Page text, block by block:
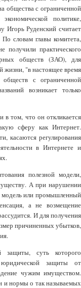
общества с ограниченной
политике,
Игорь Руденский считает
словам главы комитета,
получили практического
обществ (ЗАО), для
жизни, "в настоящее время
обществ с ограниченной
возникает только
в том, что он откликается
сферу как Интернет.
касаются регулирования
в Интернете и
полезной модели,
А при нарушении
модель или промышленный
а не возмещение
И для получения
причиненных убытков,
защиты, суть которого
защиты от
чужим имуществом.
и нормы о так называемых